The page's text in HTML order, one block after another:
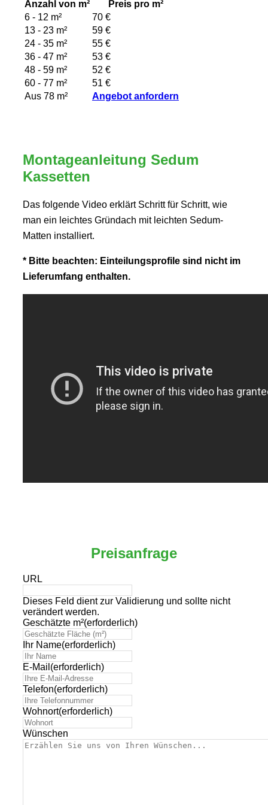
Anzahl von m²
Preis pro m²
6 - 12 m²
70 €
13 - 23 m²
59 €
24 - 35 m²
55 €
36 - 47 m²
53 €
48 - 59 m²
52 €
60 - 77 m²
51 €
Aus 78 m²
Angebot anfordern
Montageanleitung Sedum
Kassetten
Das folgende Video erklärt Schritt für Schritt, wie
man ein leichtes Gründach mit leichten Sedum-
Matten installiert.
* Bitte beachten: Einteilungsprofile sind nicht im
Lieferumfang enthalten.
Preisanfrage
URL
Dieses Feld dient zur Validierung und sollte nicht
verändert werden.
Geschätzte m²(erforderlich)
Ihr Name(erforderlich)
E-Mail (erforderlich)
Telefon(erforderlich)
Wohnort(erforderlich)
Wünschen